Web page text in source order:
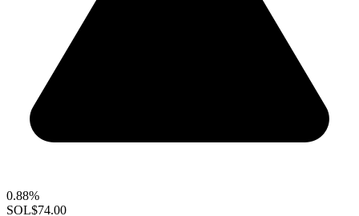
0.88%
SOL$74.00